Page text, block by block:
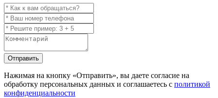
Отправить
Нажимая на кнопку «Отправить», вы даете согласие на
обработку персональных данных и соглашаетесь с политикой
конфиденциальности